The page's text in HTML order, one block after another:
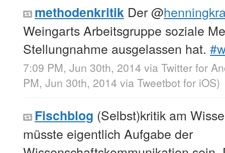
methodenkritik Der@
Weingarts Arbeitsgruppe soziale
Stellungnahme ausgelassen hat.
7:09 PM, Jun 30th, 2014 via Twitter for
PM, Jun 30th, 2014 via Tweetbot for iΟS)
Fischblog (Selbst)kritik am
müsste eigentlich Aufgabe der